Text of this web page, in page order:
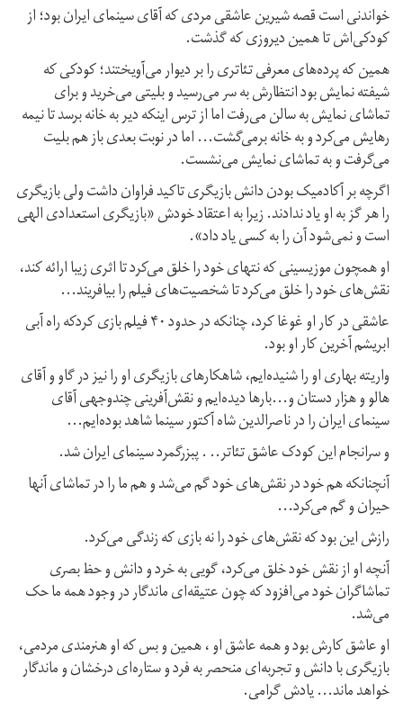
خواندنی است قصه شیرین عاشقی مردی که آقای سینمای ایران بود؛ از
کودکی‌اش تا همین دیروزی که گذشت.
همین که پرده‌های معرفی تئاتری را بر دیوار می‌آویختند؛ کودکی که
شیفته نمایش بود انتظارش به سر می‌رسید و بلیتی می‌خرید و برای
تماشای نمایش به سالن می‌رفت اما از ترس اینکه دیر به خانه برسد تا نیمه
رهایش می‌کرد و به خانه بر‌می‌گشت... اما در نوبت بعدی باز هم بلیت
می‌گرفت و به تماشای‌ نمایش می‌نشست.
اگرچه بر آکادمیک بودن دانش بازیگری تاکید فراوان داشت ولی بازیگری
را هر گز به او یاد ندادند. زیرا به اعتقاد خودش «بازیگری استعدادی الهی
است و نمی‌شود آن را به کسی یاد داد».
او همچون موزیسینی که نتهای خود را خلق می‌کرد تا اثری زیبا ارائه کند،
نقش‌های خود را خلق می‌کرد تا شخصیت‌های فیلم را بیافریند...
عاشقی در کار او غوغا کرد، چنانکه در حدود ۴۰ فیلم بازی کردکه راه آبی
ابریشم آخرین کار او بود.
واریته بهاری او را شنیده‌ایم، شاهکارهای بازیگری او را نیز در گاو و آقای
هالو و هزار دستان و...بارها دیده‌ایم و نقش‌آفرینی چند‌وجهی آقای
سینمای ایران را در ناصر‌الدین شاه آکتور سینما شاهد بوده‌ایم...
و سرانجام این کودک عاشق تئاتر.. . پبزرگمرد سینمای ایران شد.
آنچنانکه هم خود در نقش‌های خود گم می‌شد و هم ما را در تماشای آنها
حیران و گم می‌کرد...
رازش این بود که نقش‌های خود را نه بازی که زندگی می‌کرد.
آنچه او از نقش خود خلق می‌کرد، گویی به خرد و دانش و حظ بصری
تماشاگران خود می‌افزود که چون عتیقه‌ای ماندگار در وجود همه ما حک
می‌شد.
او عاشق کارش بود و همه عاشق او ، همین و بس که او هنرمندی مردمی،
بازیگری با دانش و تجربه‌ای منحصر‌ به‌ فرد و ستاره‌ای درخشان و ماندگار
خواهد ماند... یادش گرامی.